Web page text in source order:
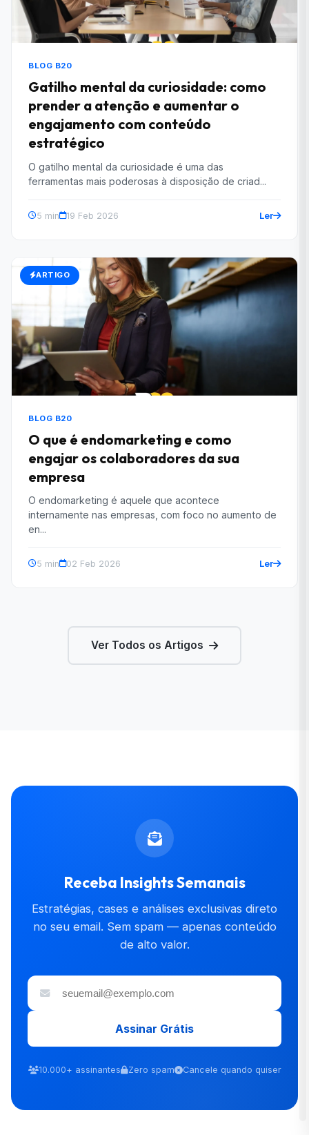
BLOG B20
Gatilho mental da curiosidade: como
prender a atenção e aumentar o
engajamento com conteúdo
estratégico
O gatilho mental da curiosidade é uma das
ferramentas mais poderosas à disposição de criad...
5 min 19 Feb 2026 Ler
ARTIGO
BLOG B20
O que é endomarketing e como
engajar os colaboradores da sua
empresa
O endomarketing é aquele que acontece
internamente nas empresas, com foco no aumento de
en...
5 min 02 Feb 2026 Ler
Ver Todos os Artigos
Receba Insights Semanais
Estratégias, cases e análises exclusivas direto
no seu email. Sem spam — apenas conteúdo
de alto valor.
Assinar Grátis
10.000+ assinantes Zero spam Cancele quando quiser